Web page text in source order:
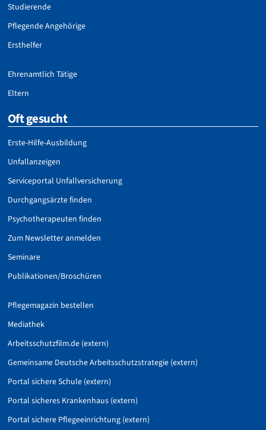
Studierende
Pflegende Angehörige
Ersthelfer
Ehrenamtlich Tätige
Eltern
Oft gesucht
Erste-Hilfe-Ausbildung
Unfallanzeigen
Serviceportal Unfallversicherung
Durchgangsärzte finden
Psychotherapeuten finden
Zum Newsletter anmelden
Seminare
Publikationen/Broschüren
Pflegemagazin bestellen
Mediathek
Arbeitsschutzfilm.de (extern)
Gemeinsame Deutsche Arbeitsschutzstrategie (extern)
Portal sichere Schule (extern)
Portal sicheres Krankenhaus (extern)
Portal sichere Pflegeeinrichtung (extern)